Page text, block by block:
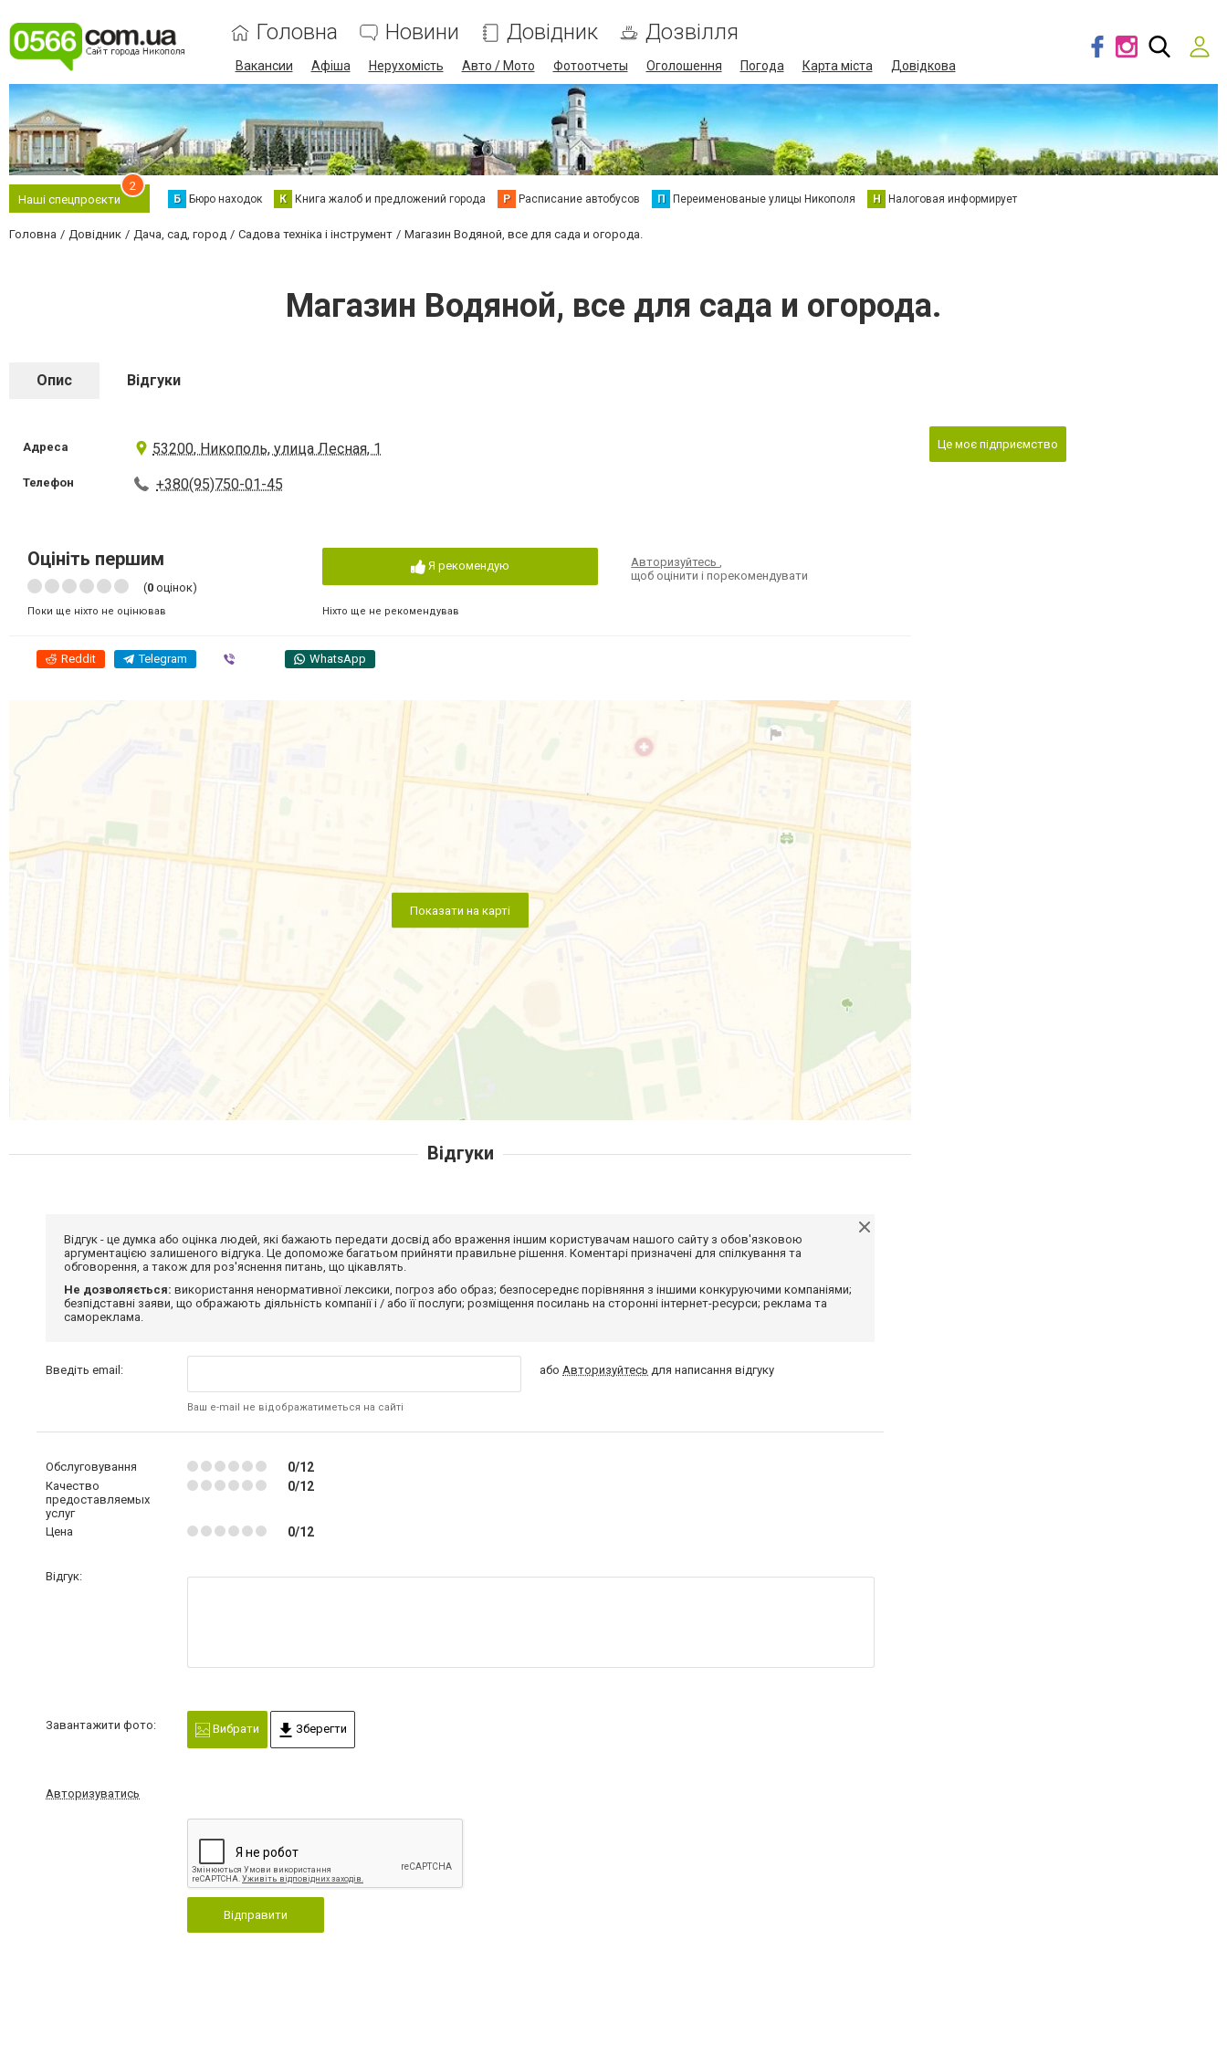
Головна Новини Довідник Дозвілля
Вакансии Афіша Нерухомість Авто / Мото Фотоотчеты Оголошення Погода Карта міста Довідкова
Наші спецпроєкти
2
Б Бюро находок К Книга жалоб и предложений города Р Расписание автобусов П Переименованые улицы Никополя Н Налоговая информирует
Головна Довідник Дача, сад, город Садова техніка і інструмент Магазин Водяной, все для сада и огорода.
Магазин Водяной, все для сада и огорода.
Опис Відгуки
Адреса 53200, Никополь, улица Лесная, 1
Телефон +380(95)750-01-45
Оцініть першим
(0 оцінок)
Поки ще ніхто не оцінював
Я рекомендую
Ніхто ще не рекомендував
Авторизуйтесь,
щоб оцінити і порекомендувати
Reddit Telegram WhatsApp
Показати на карті
Це моє підприємство
Відгуки
Відгук - це думка або оцінка людей, які бажають передати досвід або враження іншим користувачам нашого сайту з обов'язковою
аргументацією залишеного відгука. Це допоможе багатьом прийняти правильне рішення. Коментарі призначені для спілкування та
обговорення, а також для роз'яснення питань, що цікавлять.
Не дозволяється: використання ненормативної лексики, погроз або образ; безпосереднє порівняння з іншими конкуруючими компаніями;
безпідставні заяви, що ображають діяльність компанії і / або її послуги; розміщення посилань на сторонні інтернет-ресурси; реклама та
самореклама.
Введіть email:
Ваш e-mail не відображатиметься на сайті
абоАвторизуйтесь для написання відгуку
Обслуговування 0/12
Качество
предоставляемых
услуг
0/12
Цена 0/12
Відгук:
Завантажити фото: Вибрати Зберегти
Авторизуватись
Відправити